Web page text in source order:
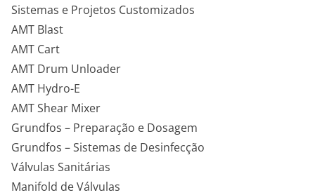
Sistemas e Projetos Customizados
AMT Blast
AMT Cart
AMT Drum Unloader
AMT Hydro-E
AMT Shear Mixer
Grundfos – Preparação e Dosagem
Grundfos – Sistemas de Desinfecção
Válvulas Sanitárias
Manifold de Válvulas